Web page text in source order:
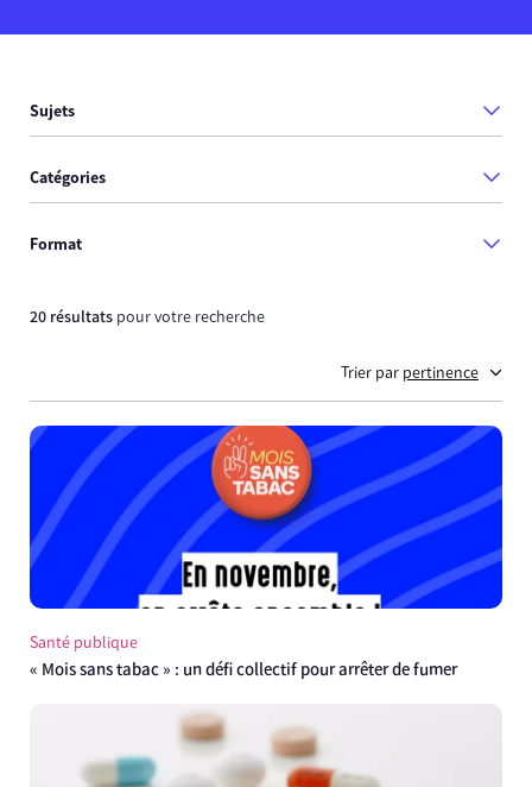
Sujets
Catégories
Format
20 résultats pour votre recherche
Trier par pertinence
Santé publique
« Mois sans tabac » : un défi collectif pour arrêter de fumer